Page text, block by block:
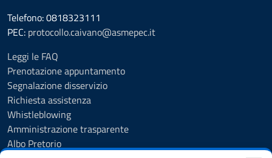
Telefono: 0818323111
PEC: protocollo.caivano@asmepec.it
Leggi le FAQ
Prenotazione appuntamento
Segnalazione disservizio
Richiesta assistenza
Whistleblowing
Amministrazione trasparente
Albo Pretorio